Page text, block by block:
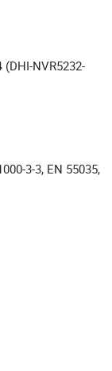
(DHI-NVR5232-
3-3, EN 55035,